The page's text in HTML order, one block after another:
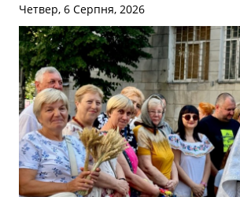
Четвер, 6 Серпня, 2026